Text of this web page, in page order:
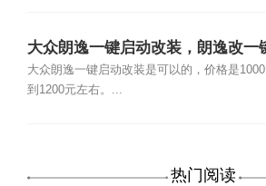
大众朗逸一键启动改装，朗逸改一
启动注意事项
大众朗逸一键启动改装是可以的，价格是
到1200元左右。...
热门阅读